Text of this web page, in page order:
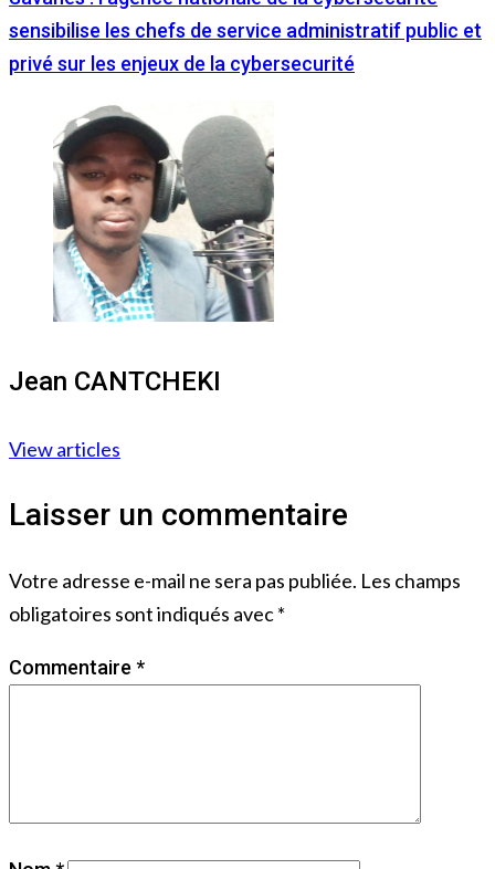
sensibilise les chefs de service administratif public et
privé sur les enjeux de la cybersecurité
Jean CANTCHEKI
View articles
Laisser un commentaire
Votre adresse e-mail ne sera pas publiée. Les champs
obligatoires sont indiqués avec*
Commentaire *